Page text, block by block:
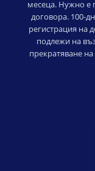
месеца. Нужно е
договора. 100-
регистрация на
подлежи на
прекратяване на